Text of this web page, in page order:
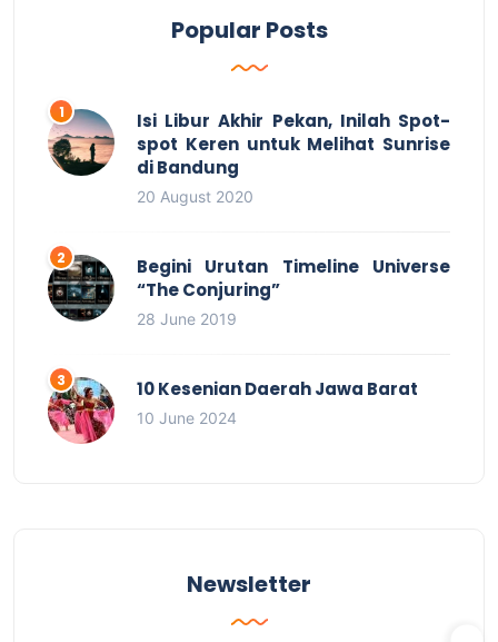
Popular Posts
Isi Libur Akhir Pekan, Inilah Spot-
spot Keren untuk Melihat Sunrise
di Bandung
20 August 2020
Begini Urutan Timeline Universe
“The Conjuring”
28 June 2019
10 Kesenian Daerah Jawa Barat
10 June 2024
Newsletter